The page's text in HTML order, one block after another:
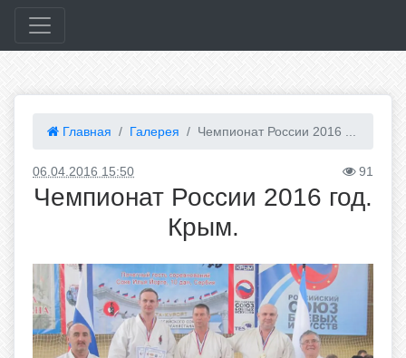
Главная Галерея Чемпионат России 2016 ...
06.04.2016 15:50 91
Чемпионат России 2016 год.
Крым.